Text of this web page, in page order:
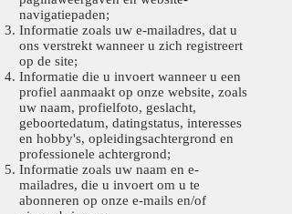
navigatiepaden;
Informatie zoals uw e-mailadres, dat u
ons verstrekt wanneer u zich registreert
op de site;
Informatie die u invoert wanneer u een
profiel aanmaakt op onze website, zoals
uw naam, profielfoto, geslacht,
geboortedatum, datingstatus, interesses
en hobby's, opleidingsachtergrond en
professionele achtergrond;
Informatie zoals uw naam en e-
mailadres, die u invoert om u te
abonneren op onze e-mails en/of